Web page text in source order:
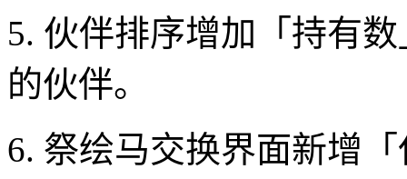
5. 伙伴排序增加「持有
的伙伴。
6. 祭绘马交换界面新增